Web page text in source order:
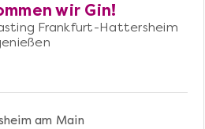
wir Gin!
Frankfurt-Hattersheim
am Main